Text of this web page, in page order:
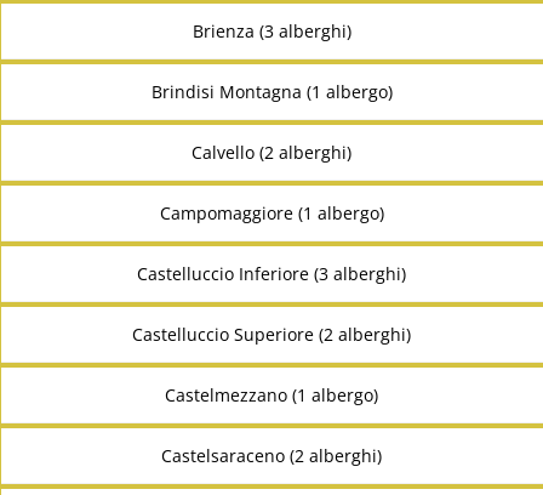
Brienza (3 alberghi)
Brindisi Montagna (1 albergo)
Calvello (2 alberghi)
Campomaggiore (1 albergo)
Castelluccio Inferiore (3 alberghi)
Castelluccio Superiore (2 alberghi)
Castelmezzano (1 albergo)
Castelsaraceno (2 alberghi)